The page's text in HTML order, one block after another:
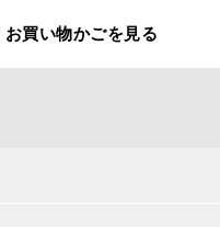
お買い物かごを見る